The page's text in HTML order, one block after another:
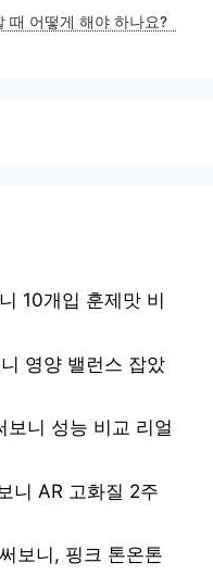
때 어떻게 해야 하나요?
10개입 훈제맛 비
영양 밸런스 잡았
보니 성능 비교 리얼
니 AR 고화질 2주
보니, 핑크 톤온톤